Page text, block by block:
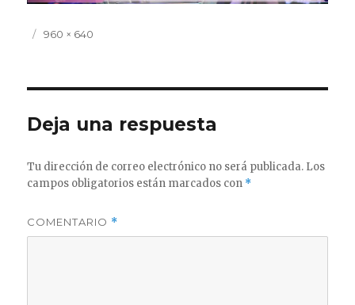
Publicado
Tamaño
960 × 640
Deja una respuesta
Tu dirección de correo electrónico no será publicada. Los
campos obligatorios están marcados con *
COMENTARIO *